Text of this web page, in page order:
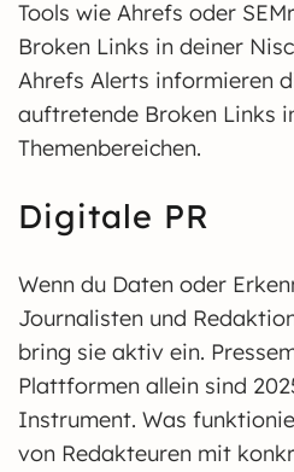
Tools wie Ahrefs oder
Broken Links in deiner
Ahrefs Alerts informieren
auftretende Broken Links
Themenbereichen.
Digitale PR
Wenn du Daten oder
Journalisten und
bring sie aktiv ein.
Plattformen allein sind
Instrument. Was
von Redakteuren mit